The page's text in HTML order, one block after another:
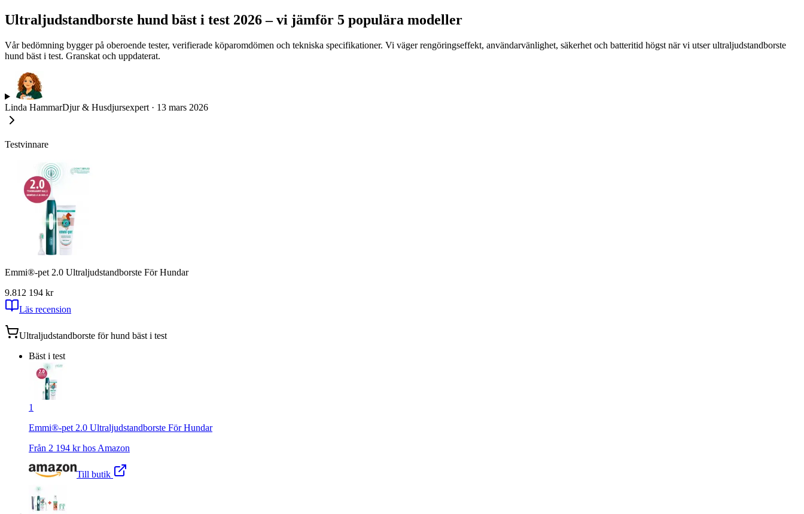
Ultraljudstandborste hund bäst i test 2026 – vi jämför 5 populära modeller
Vår bedömning bygger på oberoende tester, verifierade köparomdömen och tekniska specifikationer. Vi väger rengöringseffekt, användarvänlighet, säkerhet och batteritid högst när vi utser ultraljudstandborste
hund bäst i test. Granskat och uppdaterat.
Linda HammarDjur & Husdjursexpert · 13 mars 2026
Testvinnare
Emmi®-pet 2.0 Ultraljudstandborste För Hundar
9.81 2 194 kr
Läs recension
Ultraljudstandborste för hund bäst i test
Bäst i test
1
Emmi®-pet 2.0 Ultraljudstandborste För Hundar
Från 2 194 kr hos Amazon
Till butik